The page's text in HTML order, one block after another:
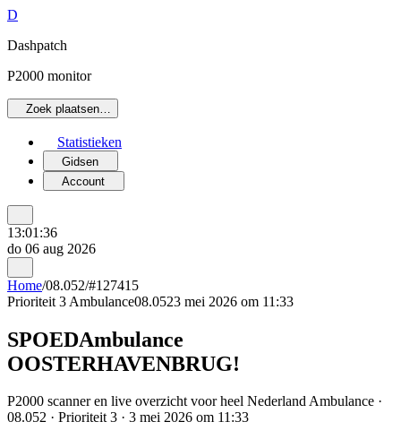
D
Dashpatch
P2000 monitor
Zoek plaatsen…
Statistieken
Gidsen
Account
13:01:36
do 06 aug 2026
Home/08.052/#127415
Prioriteit 3 Ambulance08.0523 mei 2026 om 11:33
SPOEDAmbulance
OOSTERHAVENBRUG!
P2000 scanner en live overzicht voor heel Nederland Ambulance ·
08.052 · Prioriteit 3 · 3 mei 2026 om 11:33